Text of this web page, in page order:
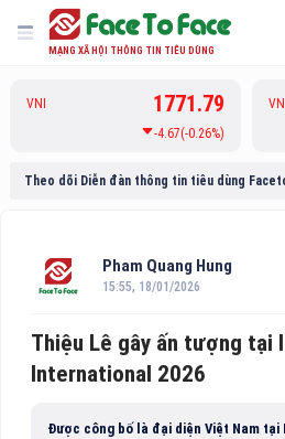
MẠNG XÃ HỘI THÔNG TIN TIÊU DÙNG
VNI 1771.79
-4.67(-0.26%)
Theo dõi Diễn đàn thông tin tiêu dùng
Pham Quang Hung
15:55, 18/01/2026
Thiệu Lê gây ấn tượng tại
International 2026
Được công bố là đại diện Việt Nam tại